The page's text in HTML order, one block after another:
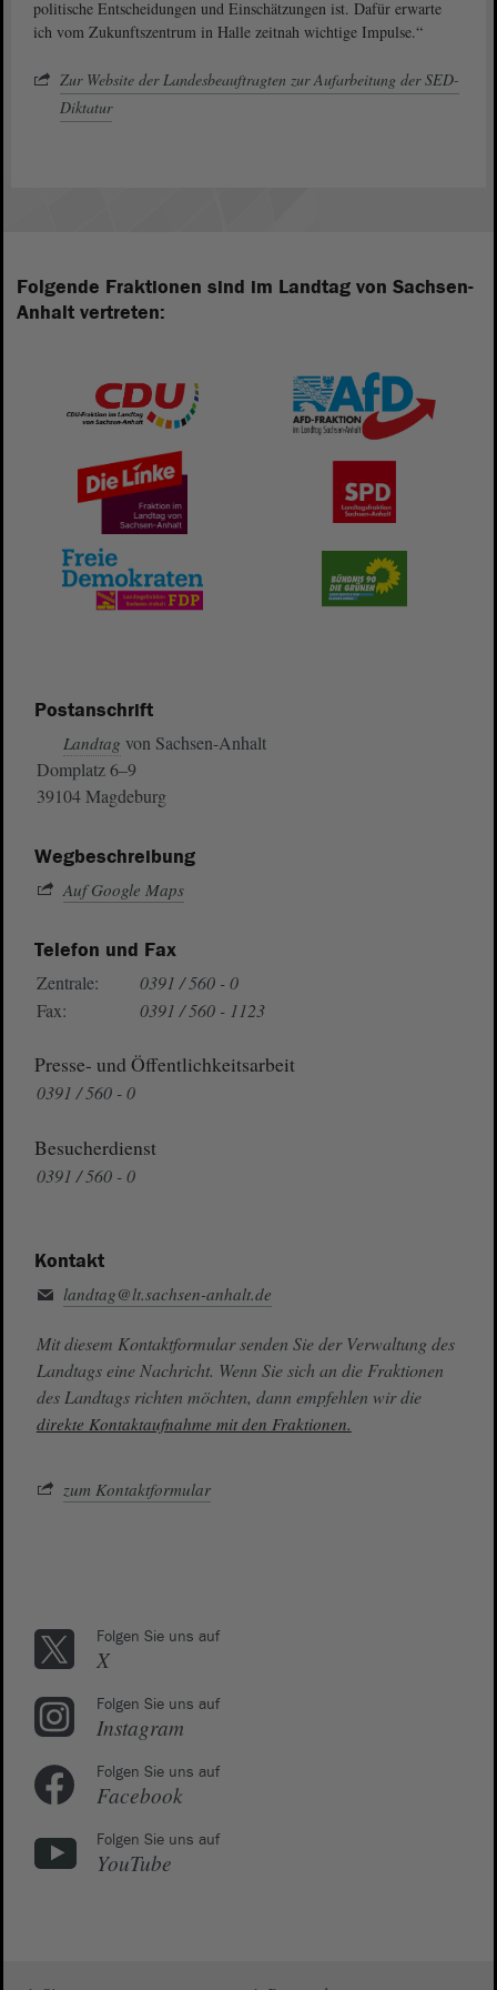
politische Entscheidungen und Einschätzungen ist. Dafür erwarte
ich vom Zukunftszentrum in Halle zeitnah wichtige Impulse.“
Zur Website der Landesbeauftragten zur Aufarbeitung der SED-
Diktatur
Folgende Fraktionen sind im Landtag von Sachsen-
Anhalt vertreten:
Postanschrift
Landtag von Sachsen-Anhalt
Domplatz 6–9
39104 Magdeburg
Wegbeschreibung
Auf Google Maps
Telefon und Fax
Zentrale:
0391 / 560 - 0
Fax:
0391 / 560 - 1123
Presse- und Öffentlichkeitsarbeit
0391 / 560 - 0
Besucherdienst
0391 / 560 - 0
Kontakt
landtag@lt.sachsen-anhalt.de
Mit diesem Kontaktformular senden Sie der Verwaltung des
Landtags eine Nachricht. Wenn Sie sich an die Fraktionen
des Landtags richten möchten, dann empfehlen wir die
direkte Kontaktaufnahme mit den Fraktionen.
zum Kontaktformular
Folgen Sie uns auf
X
Folgen Sie uns auf
Instagram
Folgen Sie uns auf
Facebook
Folgen Sie uns auf
YouTube